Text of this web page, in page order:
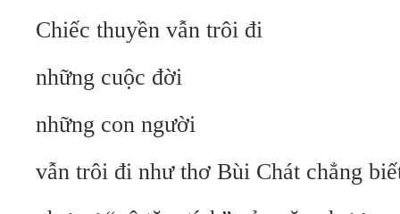
Chiếc thuyền vẫn trôi đi
những cuộc đời
những con người
vẫn trôi đi như thơ Bùi Chát chẳng